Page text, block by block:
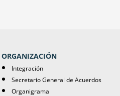
ORGANIZACIÓN
Integración
Secretario General de Acuerdos
Organigrama